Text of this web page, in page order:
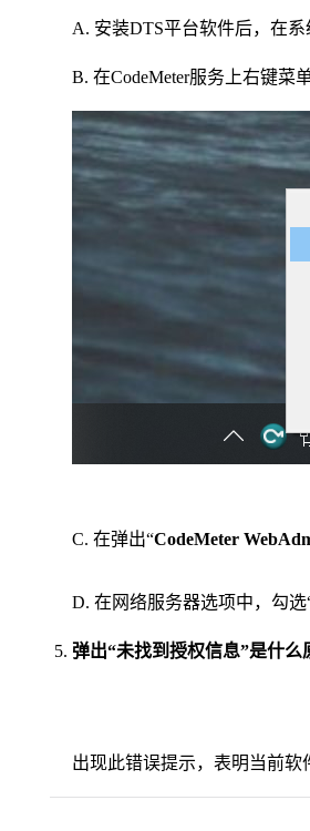
A. 安装DTS平台软件后，在系
B. 在CodeMeter服务上右键菜
C. 在弹出“CodeMeter
D. 在网络服务器选项中，勾选
弹出“未找到授权信息”是什么
出现此错误提示，表明当前软